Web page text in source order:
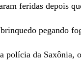
feridas depois
pegando
polícia da Saxônia,